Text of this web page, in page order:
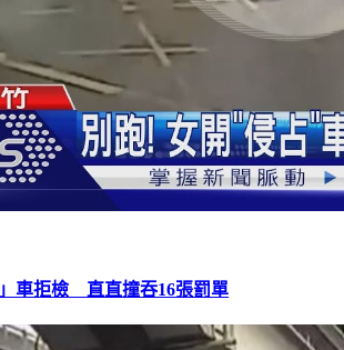
車拒檢 直直撞吞16張罰單